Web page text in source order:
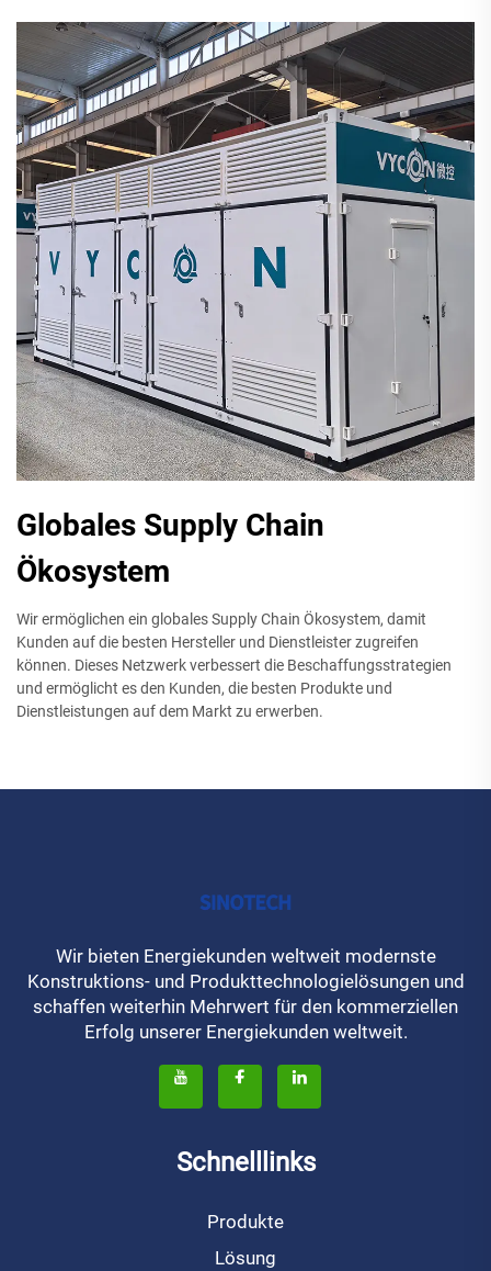
Globales Supply Chain
Ökosystem
Wir ermöglichen ein globales Supply Chain Ökosystem, damit
Kunden auf die besten Hersteller und Dienstleister zugreifen
können. Dieses Netzwerk verbessert die Beschaffungsstrategien
und ermöglicht es den Kunden, die besten Produkte und
Dienstleistungen auf dem Markt zu erwerben.
Wir bieten Energiekunden weltweit modernste
Konstruktions- und Produkttechnologielösungen und
schaffen weiterhin Mehrwert für den kommerziellen
Erfolg unserer Energiekunden weltweit.
Schnelllinks
Produkte
Lösung